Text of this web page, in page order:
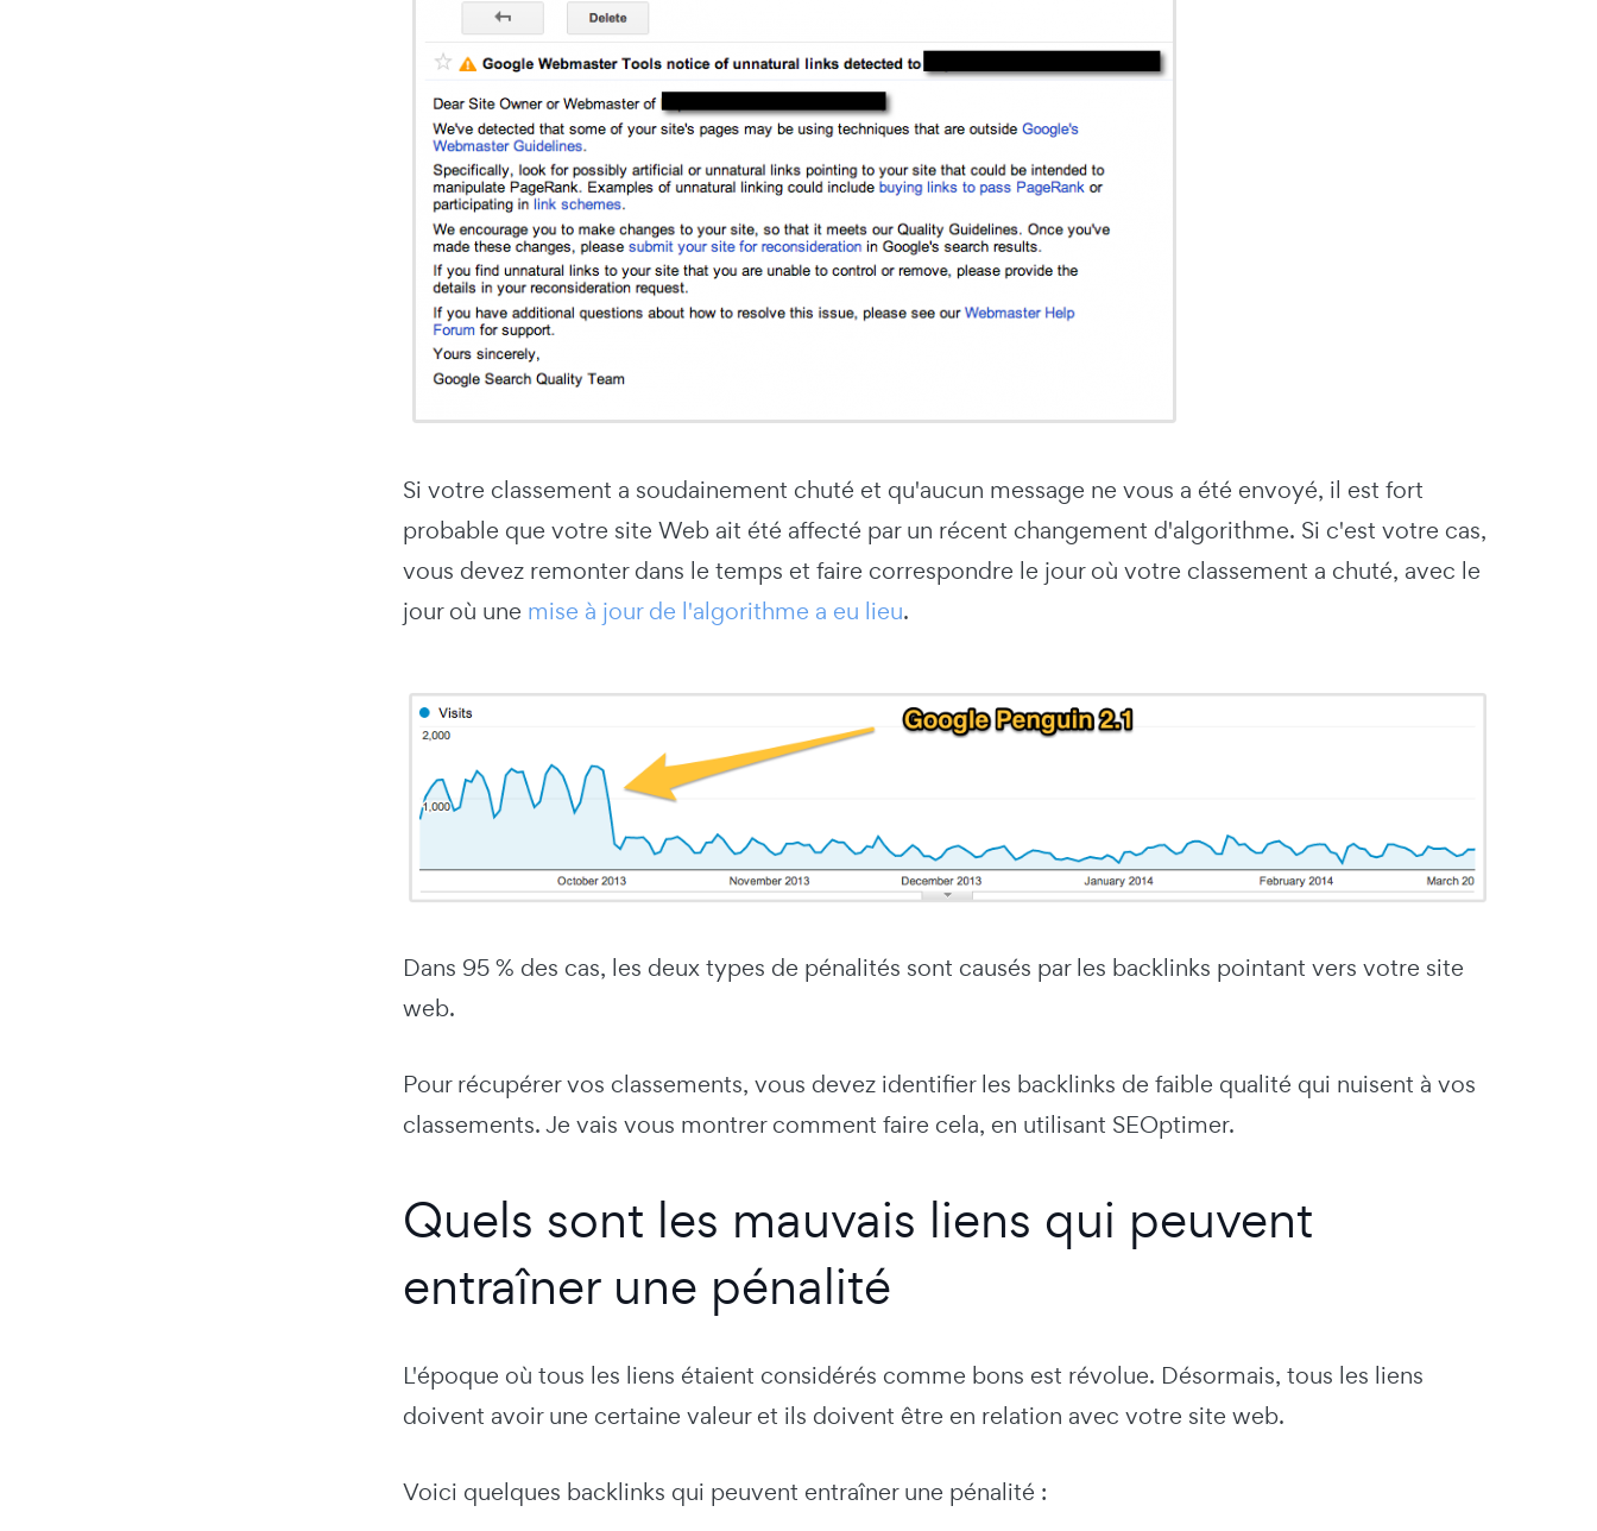
Si votre classement a soudainement chuté et qu'aucun message ne vous a été envoyé, il est fort
probable que votre site Web ait été affecté par un récent changement d'algorithme. Si c'est votre cas,
vous devez remonter dans le temps et faire correspondre le jour où votre classement a chuté, avec le
jour où une mise à jour de l'algorithme a eu lieu.
Dans 95 % des cas, les deux types de pénalités sont causés par les backlinks pointant vers votre site
web.
Pour récupérer vos classements, vous devez identifier les backlinks de faible qualité qui nuisent à vos
classements. Je vais vous montrer comment faire cela, en utilisant SEOptimer.
Quels sont les mauvais liens qui peuvent
entraîner une pénalité
L'époque où tous les liens étaient considérés comme bons est révolue. Désormais, tous les liens
doivent avoir une certaine valeur et ils doivent être en relation avec votre site web.
Voici quelques backlinks qui peuvent entraîner une pénalité :